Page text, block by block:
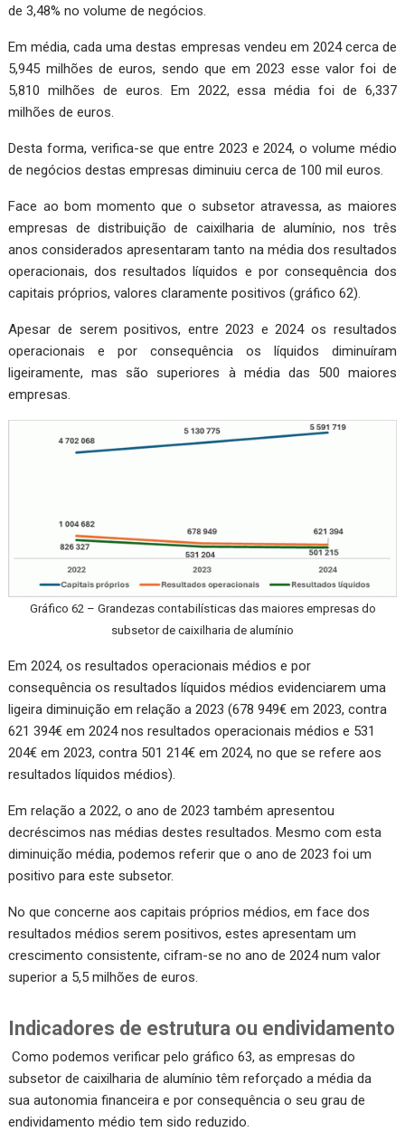
de 3,48% no volume de negócios.
Em média, cada uma destas empresas vendeu em 2024 cerca de
5,945 milhões de euros, sendo que em 2023 esse valor foi de
5,810 milhões de euros. Em 2022, essa média foi de 6,337
milhões de euros.
Desta forma, verifica-se que entre 2023 e 2024, o volume médio
de negócios destas empresas diminuiu cerca de 100 mil euros.
Face ao bom momento que o subsetor atravessa, as maiores
empresas de distribuição de caixilharia de alumínio, nos três
anos considerados apresentaram tanto na média dos resultados
operacionais, dos resultados líquidos e por consequência dos
capitais próprios, valores claramente positivos (gráfico 62).
Apesar de serem positivos, entre 2023 e 2024 os resultados
operacionais e por consequência os líquidos diminuíram
ligeiramente, mas são superiores à média das 500 maiores
empresas.
Gráfico 62 – Grandezas contabilísticas das maiores empresas do
subsetor de caixilharia de alumínio
Em 2024, os resultados operacionais médios e por
consequência os resultados líquidos médios evidenciarem uma
ligeira diminuição em relação a 2023 (678 949€ em 2023, contra
621 394€ em 2024 nos resultados operacionais médios e 531
204€ em 2023, contra 501 214€ em 2024, no que se refere aos
resultados líquidos médios).
Em relação a 2022, o ano de 2023 também apresentou
decréscimos nas médias destes resultados. Mesmo com esta
diminuição média, podemos referir que o ano de 2023 foi um
positivo para este subsetor.
No que concerne aos capitais próprios médios, em face dos
resultados médios serem positivos, estes apresentam um
crescimento consistente, cifram-se no ano de 2024 num valor
superior a 5,5 milhões de euros.
Indicadores de estrutura ou endividamento
Como podemos verificar pelo gráfico 63, as empresas do
subsetor de caixilharia de alumínio têm reforçado a média da
sua autonomia financeira e por consequência o seu grau de
endividamento médio tem sido reduzido.